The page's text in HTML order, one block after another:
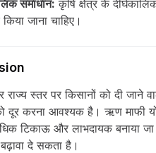
समाधान: कृषि क्षेत्र के
जाना चाहिए।
राज्य स्तर पर किसानों को दी
दूर करना आवश्यक है। ऋण माफी
टिकाऊ और लाभदायक बनाया
दे सकता है।